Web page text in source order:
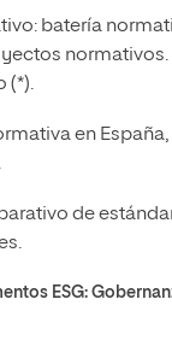
batería
normativos.
(*).
en España,
de
ESG: